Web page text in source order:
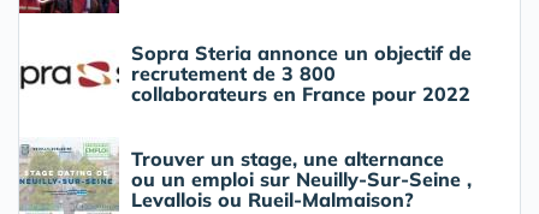
Sopra Steria annonce un objectif de
recrutement de 3 800
collaborateurs en France pour 2022
Trouver un stage, une alternance
ou un emploi sur Neuilly-Sur-Seine ,
Levallois ou Rueil-Malmaison?